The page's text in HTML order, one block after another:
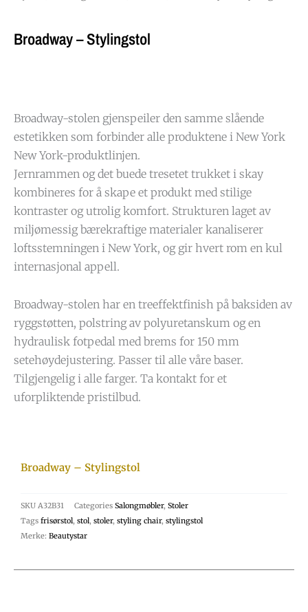
Broadway – Stylingstol
Broadway-stolen gjenspeiler den samme slående
estetikken som forbinder alle produktene i New York
New York-produktlinjen.
Jernrammen og det buede tresetet trukket i skay
kombineres for å skape et produkt med stilige
kontraster og utrolig komfort. Strukturen laget av
miljømessig bærekraftige materialer kanaliserer
loftsstemningen i New York, og gir hvert rom en kul
internasjonal appell.
Broadway-stolen har en treeffektfinish på baksiden av
ryggstøtten, polstring av polyuretanskum og en
hydraulisk fotpedal med brems for 150 mm
setehøydejustering. Passer til alle våre baser.
Tilgjengelig i alle farger. Ta kontakt for et
uforpliktende pristilbud.
Broadway – Stylingstol
SKU A32B31 Categories Salongmøbler, Stoler
Tags frisørstol, stol, stoler, styling chair, stylingstol
Merke: Beautystar